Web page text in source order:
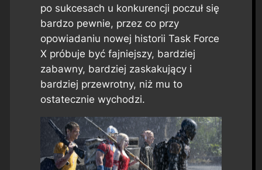
po sukcesach u konkurencji poczuł się
bardzo pewnie, przez co przy
opowiadaniu nowej historii Task Force
X próbuje być fajniejszy, bardziej
zabawny, bardziej zaskakujący i
bardziej przewrotny, niż mu to
ostatecznie wychodzi.